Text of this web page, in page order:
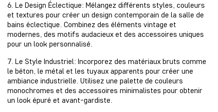
6. Le Design Éclectique: Mélangez différents styles, couleurs
et textures pour créer un design contemporain de la salle de
bains éclectique. Combinez des éléments vintage et
modernes, des motifs audacieux et des accessoires uniques
pour un look personnalisé.
7. Le Style Industriel: Incorporez des matériaux bruts comme
le béton, le métal et les tuyaux apparents pour créer une
ambiance industrielle. Utilisez une palette de couleurs
monochromes et des accessoires minimalistes pour obtenir
un look épuré et avant-gardiste.